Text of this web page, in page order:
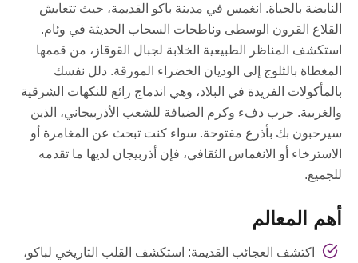
النابضة بالحياة. انغمس في مدينة باكو القديمة، حيث تتعايش
القلاع القرون الوسطى وناطحات السحاب الحديثة في وئام.
استكشف المناظر الطبيعية الخلابة لجبال القوقاز، من قممها
المغطاة بالثلوج إلى الوديان الخضراء المورقة. دلل نفسك
بالمأكولات الفريدة في البلاد، وهي اندماج رائع للنكهات الشرقية
والغربية. جرب دفء وكرم الضيافة للشعب الأذربيجاني، الذين
سيرحبون بك بأذرع مفتوحة. سواء كنت تبحث عن المغامرة أو
الاسترخاء أو الانغماس الثقافي، فإن أذربيجان لديها ما تقدمه
للجميع.
أهم المعالم
اكتشف العجائب القديمة: استكشف القلب التاريخي لباكو،